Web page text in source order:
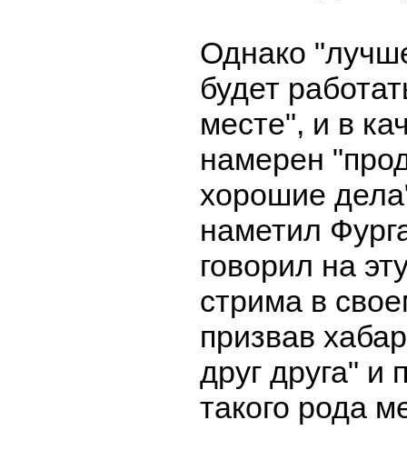
Однако
будет
месте", и в
намерен
хорошие
наметил
говорил на
стрима в
призвав
друг друга" и
такого рода